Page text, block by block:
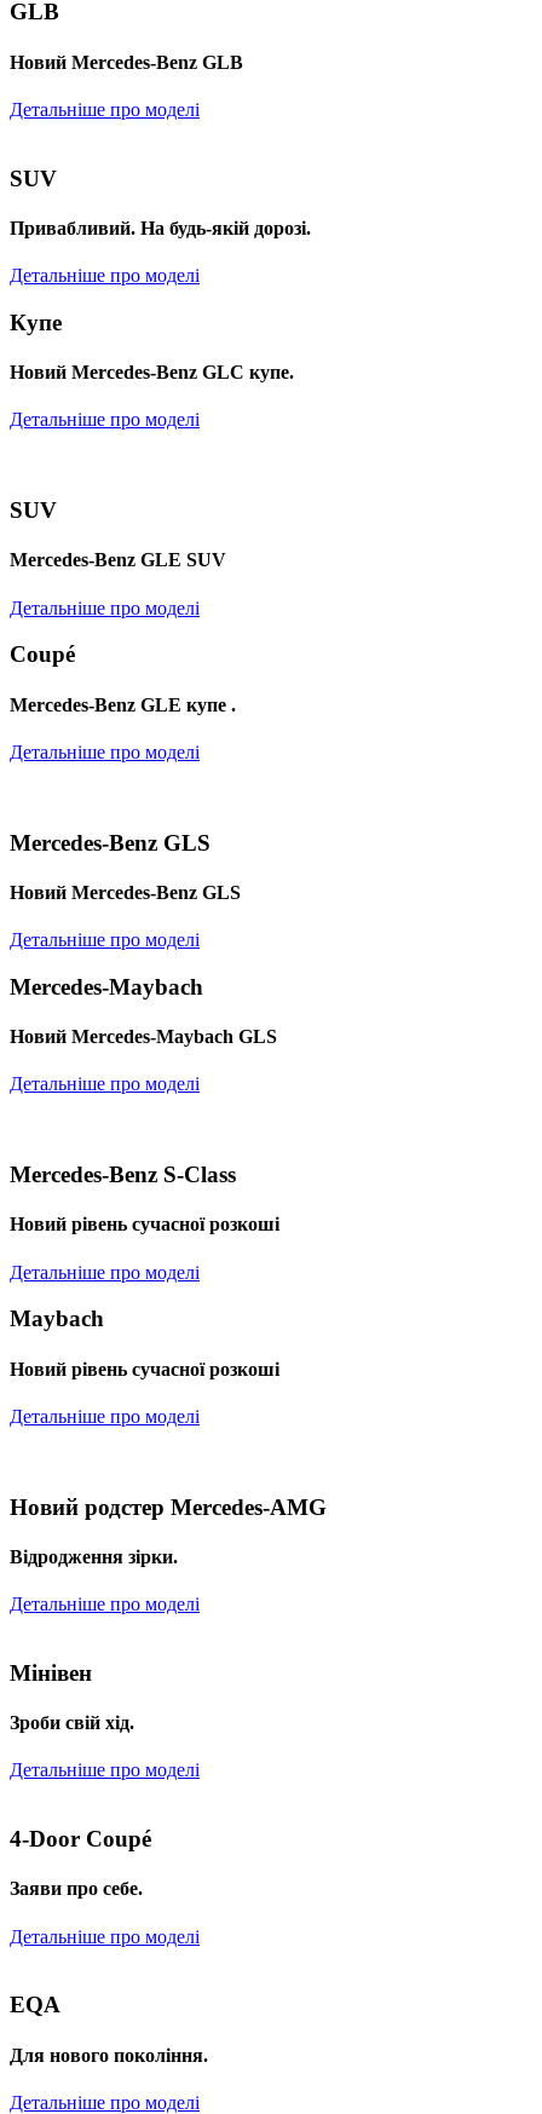
GLB
Новий Mercedes-Benz GLB
Детальніше про моделі
SUV
Привабливий. На будь-якій дорозі.
Детальніше про моделі
Купе
Новий Mercedes-Benz GLС купе.
Детальніше про моделі
SUV
Mercedes-Benz GLE SUV
Детальніше про моделі
Coupé
Mercedes-Benz GLE купе .
Детальніше про моделі
Mercedes-Benz GLS
Новий Mercedes-Benz GLS
Детальніше про моделі
Mercedes-Maybach
Новий Mercedes-Maybach GLS
Детальніше про моделі
Mercedes-Benz S-Class
Новий рівень сучасної розкоші
Детальніше про моделі
Maybach
Новий рівень сучасної розкоші
Детальніше про моделі
Новий родстер Mercedes-AMG
Відродження зірки.
Детальніше про моделі
Мінівен
Зроби свій хід.
Детальніше про моделі
4-Door Coupé
Заяви про себе.
Детальніше про моделі
EQA
Для нового покоління.
Детальніше про моделі